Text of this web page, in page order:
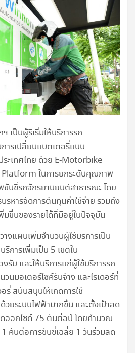
เป็นผู้ริเริ่มให้บริการรถ
ารเปลี่ยนแบตเตอรี่แบบ
ะเทศไทย ด้วย E-Motorbike
ในการยกระดับคุณภาพ
บขี่รถจักรยานยนต์สาธารณะ โดย
ริหารจัดการต้นทุนค่าใช้จ่าย รวมถึง
มขึ้นของรายได้ที่มีอยู่ในปัจจุบัน
งแผนเพิ่มจำนวนผู้ใช้บริการเป็น
การเพิ่มเป็น 5 เขตใน
รับ และให้บริการแก่ผู้ใช้บริการรถ
นมอเตอร์ไซค์รับจ้าง และไรเดอร์ที่
รี่ สนับสนุนให้เกิดการใช้
วยระบบไฟฟ้ามากขึ้น และตั้งเป้าลด
ออกไซด์ 75 ตันต่อปี โดยคำนวณ
คันต่อการขับขี่เฉลี่ย 1 วันร่วมลด